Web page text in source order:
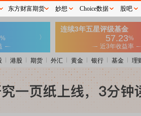
港股 期货 外汇 黄金 银行 基金 理
东方财富期货 妙想 Choice数据 股吧